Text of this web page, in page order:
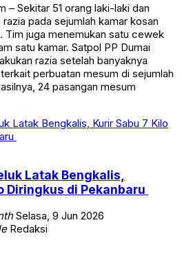
– Sekitar 51 orang laki-laki dan
pada sejumlah kamar kosan
Tim juga menemukan satu cewek
satu kamar. Satpol PP Dumai
razia setelah banyaknya
perbuatan mesum di sejumlah
24 pasangan mesum
Latak Bengkalis,
Diringkus di Pekanbaru
Selasa, 9 Jun 2026
Redaksi